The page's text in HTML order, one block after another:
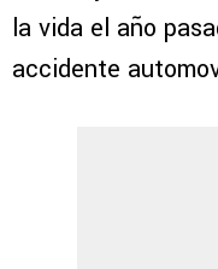
la vida el año
accidente